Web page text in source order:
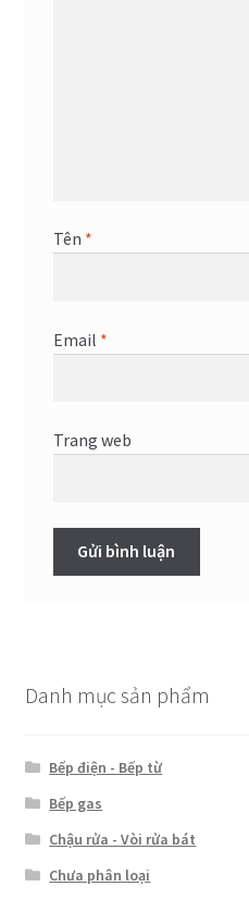
Tên *
Email *
Trang web
Danh mục sản phẩm
Bếp điện - Bếp từ
Bếp gas
Chậu rửa - Vòi rửa bát
Chưa phân loại